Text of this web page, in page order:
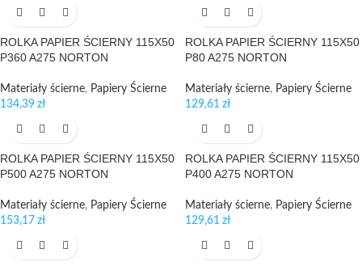
ROLKA PAPIER ŚCIERNY 115X50
P360 A275 NORTON
Materiały ścierne, Papiery Ścierne
134,39 zł
ROLKA PAPIER ŚCIERNY 115X50
P80 A275 NORTON
Materiały ścierne, Papiery Ścierne
129,61 zł
ROLKA PAPIER ŚCIERNY 115X50
P500 A275 NORTON
Materiały ścierne, Papiery Ścierne
153,17 zł
ROLKA PAPIER ŚCIERNY 115X50
P400 A275 NORTON
Materiały ścierne, Papiery Ścierne
129,61 zł